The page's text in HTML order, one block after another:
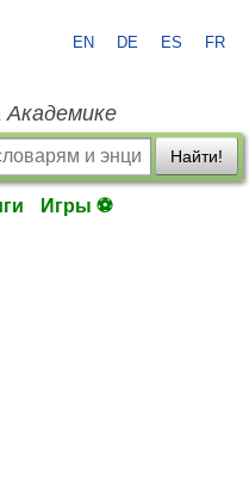
EN DE ES FR
Академике
Найти!
Игры ⚽